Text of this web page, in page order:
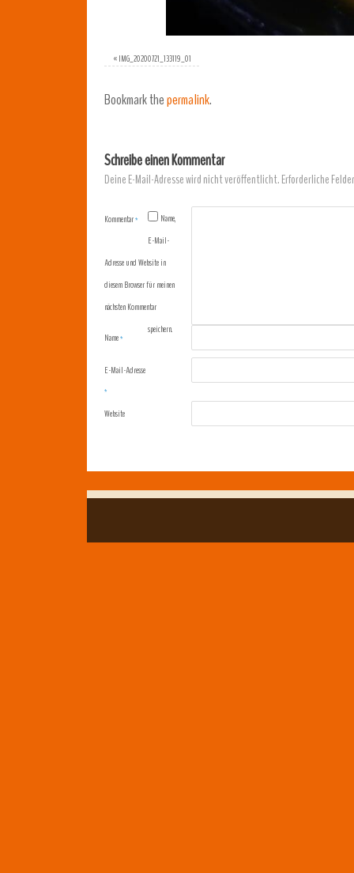
«IMG_20200721_133119_01
Bookmark thepermalink.
Schreibe einen Kommentar
Deine E-Mail-Adresse wird nicht veröffentlicht.Erforderliche
Kommentar*
Name*
E-Mail-Adresse
*
Website
Name,
E-Mail-
Adresse und Website in
diesem Browser für meinen
nächsten Kommentar
speichern.